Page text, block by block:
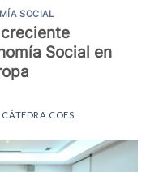
SOCIAL
Social en
CÁTEDRA COES